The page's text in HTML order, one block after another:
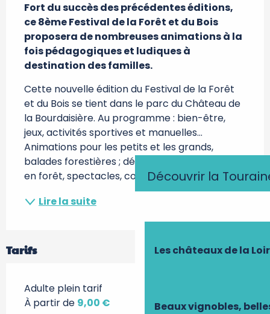
Découvrir la
Les châteaux de la
Beaux vignobles,
Fort du succès des précédentes éditions,
ce 8ème Festival de la Forêt et du Bois
proposera de nombreuses animations à la
fois pédagogiques et ludiques à
destination des familles.
Cette nouvelle édition du Festival de la Forêt
et du Bois se tient dans le parc du Château de
la Bourdaisière. Au programme : bien-être,
jeux, activités sportives et manuelles…
Animations pour les petits et les grands,
balades forestières ; déambulations contées
en forêt, spectacles, conférence et...
Lire la suite
Tarifs
Adulte plein tarif
À partir de 9,00 €